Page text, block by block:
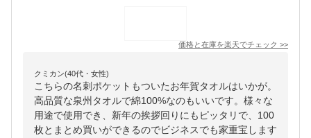
価格と在庫を楽天でチェック >>
クミカン(40代・女性)
こちらの名刺ポケットもついたお年賀タオルはいかが。
高品質な泉州タオルで綿100%なのもいいです。様々な
用途で使用でき、新年の挨拶回りにもピッタリで、100
枚とまとめ買いができるのでビジネスでも家重宝します